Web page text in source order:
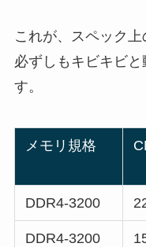
これが、スペック上
必ずしもキビキビ
す。
メモリ規格
DDR4-3200
DDR4-3200